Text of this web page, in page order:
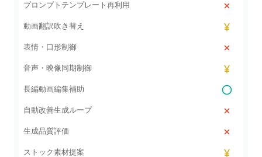
プロンプトテンプレート再利用
動画翻訳吹き替え
表情・口形制御
音声・映像同期制御
長編動画編集補助
自動改善生成ループ
生成品質評価
ストック素材提案